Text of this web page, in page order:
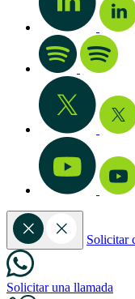
Solicitar
Solicitar una llamada